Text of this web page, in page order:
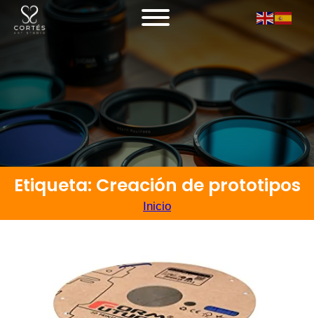
Etiqueta: Creación de prototipos
Inicio